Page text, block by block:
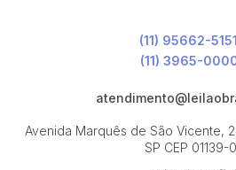
(11) 95662-5151
(11) 3965-
Avenida Marquês de São Vicente,
SP CEP 01139-